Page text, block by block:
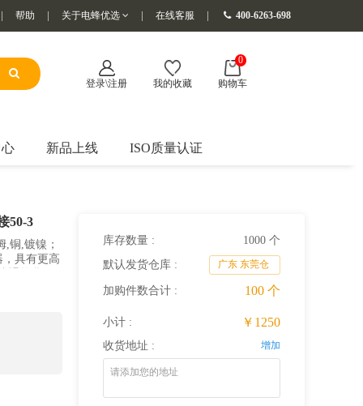
帮助 关于电蜂优选 在线客服 400-6263-698
登录\注册 我的收藏 购物车
0
新品上线 ISO质量认证
50-3
铜,镀镍；
具有更高
库存数量 :
1000 个
默认发货仓库 :
广东 东莞仓
加购件数合计 : 100 个
小计 : ￥1250
收货地址 : 增加
请添加您的地址